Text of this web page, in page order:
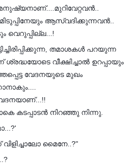
ആസ്വദിക്കുന്നവൻ..
വെറുപ്പില്ല...!
തമാശകൾ പറയുന്ന
വീക്ഷിച്ചാൽ ഉറപ്പായും
വേദനയുടെ മുഖം
കടപ്പാടൻ നിറഞ്ഞു നിന്നു.
മൈനേ..?"